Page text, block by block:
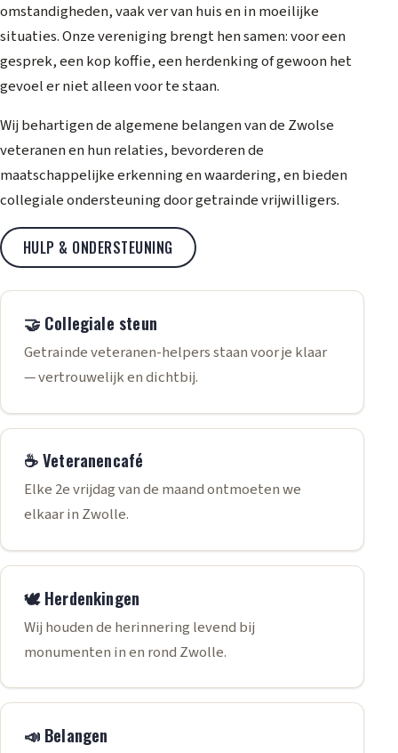
omstandigheden, vaak ver van huis en in moeilijke
situaties. Onze vereniging brengt hen samen: voor een
gesprek, een kop koffie, een herdenking of gewoon het
gevoel er niet alleen voor te staan.
Wij behartigen de algemene belangen van de Zwolse
veteranen en hun relaties, bevorderen de
maatschappelijke erkenning en waardering, en bieden
collegiale ondersteuning door getrainde vrijwilligers.
HULP & ONDERSTEUNING
🤝 Collegiale steun
Getrainde veteranen-helpers staan voor je klaar
— vertrouwelijk en dichtbij.
☕ Veteranencafé
Elke 2e vrijdag van de maand ontmoeten we
elkaar in Zwolle.
🕊️ Herdenkingen
Wij houden de herinnering levend bij
monumenten in en rond Zwolle.
📣 Belangen